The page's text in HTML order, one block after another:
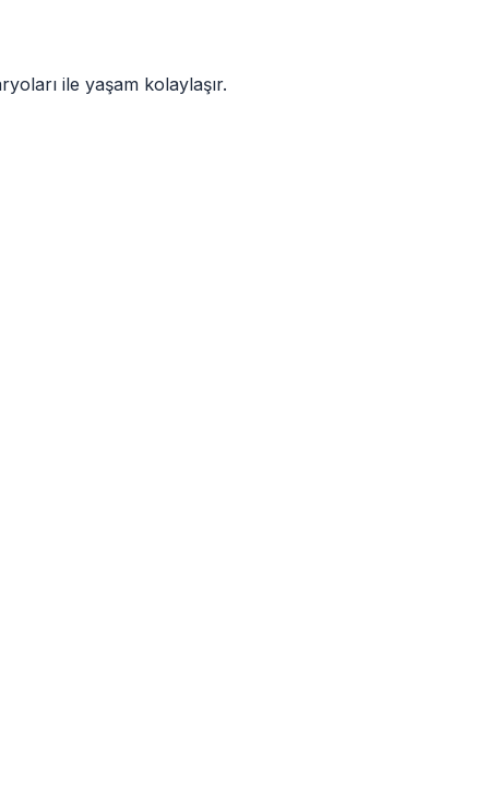
ile yaşam kolaylaşır.